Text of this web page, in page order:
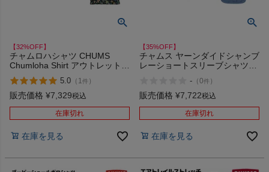
【32%OFF】
チャムロハシャツ CHUMS
Chumloha Shirt アウトレット
セール
5.0 （ 1件 ）
販売価格 ¥7,329税込
在庫切れ
在庫を見る
【35%OFF】
チャムス ヤーンダイドシャンブ
レーショートスリーブシャツ
Shirt アウトレット セール
- （0件 ）
販売価格 ¥7,722税込
在庫切れ
在庫を見る